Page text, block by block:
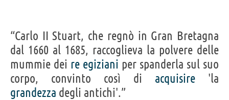
“Carlo II Stuart, che regnò in Gran Bretagna
dal 1660 al 1685, raccoglieva la polvere delle
mummie dei re egiziani per spanderla sul suo
corpo, convinto così di acquisire 'la
grandezza degli antichi'.”